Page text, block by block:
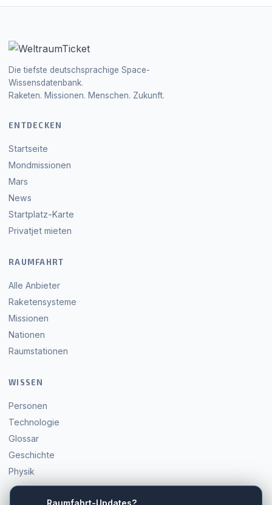
Raumfahrt-Updates?
Die tiefste deutschsprachige Space-
Wissensdatenbank.
Raketen. Missionen. Menschen. Zukunft.
ENTDECKEN
Startseite
Mondmissionen
Mars
News
Startplatz-Karte
Privatjet mieten
RAUMFAHRT
Alle Anbieter
Raketensysteme
Missionen
Nationen
Raumstationen
WISSEN
Personen
Technologie
Glossar
Geschichte
Physik